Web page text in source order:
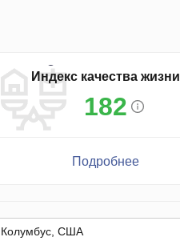
Индекс качества жизни
182
Подробнее